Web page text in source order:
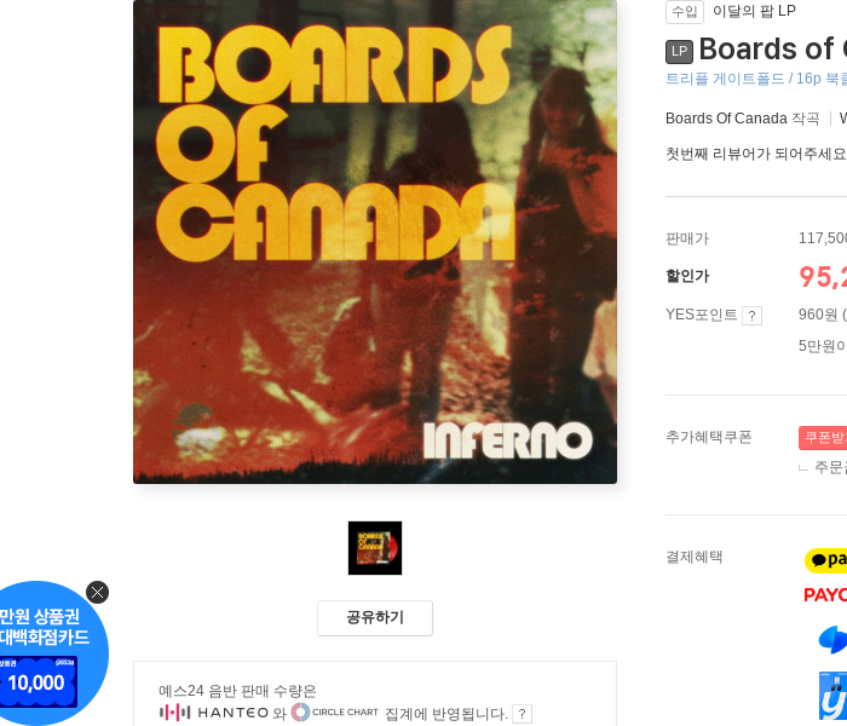
공유하기
예스24 음반 판매 수량은
와
집계에 반영됩니다.
수입 이달의 팝 LP
LP Boards of
트리플 게이트폴드 / 16p 북
Boards Of Canada 작곡
첫번째 리뷰어가 되어주세
판매가
할인가
YES포인트
960원
5만원
추가혜택쿠폰 쿠폰받
주문
결제혜택